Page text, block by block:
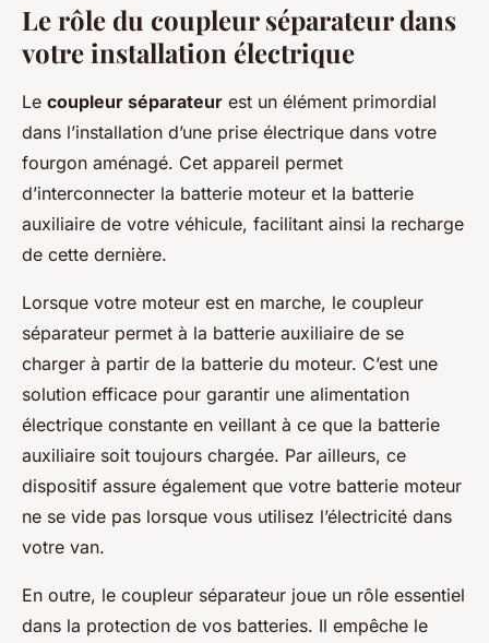
Le rôle du coupleur séparateur dans
votre installation électrique
Le coupleur séparateur est un élément primordial
dans l’installation d’une prise électrique dans votre
fourgon aménagé. Cet appareil permet
d’interconnecter la batterie moteur et la batterie
auxiliaire de votre véhicule, facilitant ainsi la recharge
de cette dernière.
Lorsque votre moteur est en marche, le coupleur
séparateur permet à la batterie auxiliaire de se
charger à partir de la batterie du moteur. C’est une
solution efficace pour garantir une alimentation
électrique constante en veillant à ce que la batterie
auxiliaire soit toujours chargée. Par ailleurs, ce
dispositif assure également que votre batterie moteur
ne se vide pas lorsque vous utilisez l’électricité dans
votre van.
En outre, le coupleur séparateur joue un rôle essentiel
dans la protection de vos batteries. Il empêche le